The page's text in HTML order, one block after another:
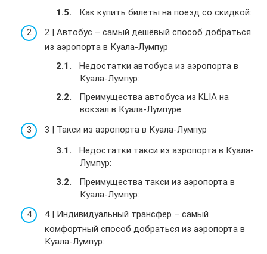
Как купить билеты на поезд со скидкой:
2 | Автобус – самый дешёвый способ добраться
из аэропорта в Куала-Лумпур
Недостатки автобуса из аэропорта в
Куала-Лумпур:
Преимущества автобуса из KLIA на
вокзал в Куала-Лумпуре:
3 | Такси из аэропорта в Куала-Лумпур
Недостатки такси из аэропорта в Куала-
Лумпур:
Преимущества такси из аэропорта в
Куала-Лумпур:
4 | Индивидуальный трансфер – самый
комфортный способ добраться из аэропорта в
Куала-Лумпур: